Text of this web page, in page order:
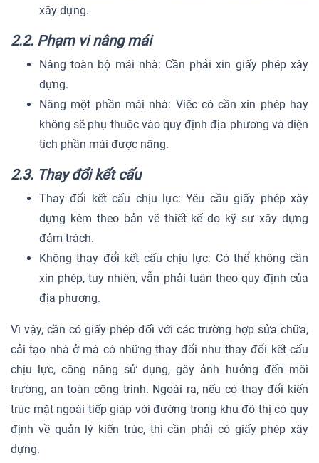
xây dựng.
2.2. Phạm vi nâng mái
Nâng toàn bộ mái nhà: Cần phải xin giấy phép xây
dựng.
Nâng một phần mái nhà: Việc có cần xin phép hay
không sẽ phụ thuộc vào quy định địa phương và diện
tích phần mái được nâng.
2.3. Thay đổi kết cấu
Thay đổi kết cấu chịu lực: Yêu cầu giấy phép xây
dựng kèm theo bản vẽ thiết kế do kỹ sư xây dựng
đảm trách.
Không thay đổi kết cấu chịu lực: Có thể không cần
xin phép, tuy nhiên, vẫn phải tuân theo quy định của
địa phương.
Vì vậy, cần có giấy phép đối với các trường hợp sửa chữa,
cải tạo nhà ở mà có những thay đổi như thay đổi kết cấu
chịu lực, công năng sử dụng, gây ảnh hưởng đến môi
trường, an toàn công trình. Ngoài ra, nếu có thay đổi kiến
trúc mặt ngoài tiếp giáp với đường trong khu đô thị có quy
định về quản lý kiến trúc, thì cần phải có giấy phép xây
dựng.